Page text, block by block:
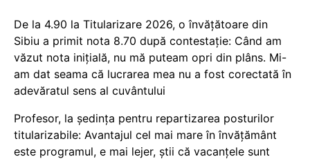
De la 4.90 la Titularizare 2026, o învățătoare din
Sibiu a primit nota 8.70 după contestație: Când am
văzut nota inițială, nu mă puteam opri din plâns. Mi-
am dat seama că lucrarea mea nu a fost corectată în
adevăratul sens al cuvântului
Profesor, la ședința pentru repartizarea posturilor
titularizabile: Avantajul cel mai mare în învățământ
este programul, e mai lejer, știi că vacanțele sunt